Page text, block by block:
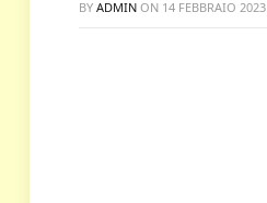
BY ADMIN ON 14 FEBBRAIO 2023